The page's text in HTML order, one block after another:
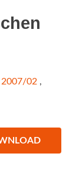

2007/02 ,